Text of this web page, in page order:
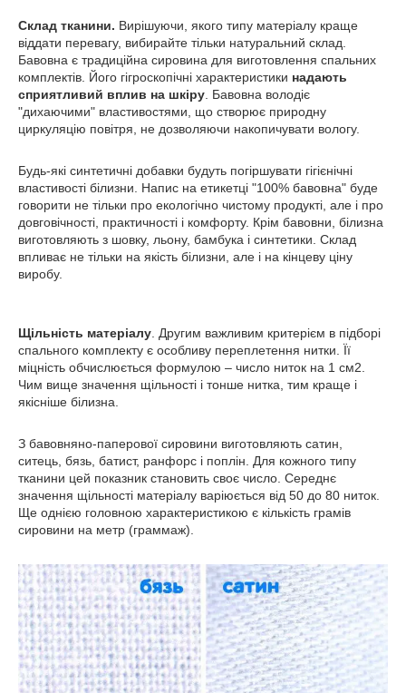
Склад тканини. Вирішуючи, якого типу матеріалу краще
віддати перевагу, вибирайте тільки натуральний склад.
Бавовна є традиційна сировина для виготовлення спальних
комплектів. Його гігроскопічні характеристики надають
сприятливий вплив на шкіру. Бавовна володіє
"дихаючими" властивостями, що створює природну
циркуляцію повітря, не дозволяючи накопичувати вологу.
Будь-які синтетичні добавки будуть погіршувати гігієнічні
властивості білизни. Напис на етикетці "100% бавовна" буде
говорити не тільки про екологічно чистому продукті, але і про
довговічності, практичності і комфорту. Крім бавовни, білизна
виготовляють з шовку, льону, бамбука і синтетики. Склад
впливає не тільки на якість білизни, але і на кінцеву ціну
виробу.
Щільність матеріалу. Другим важливим критерієм в підборі
спального комплекту є особливу переплетення нитки. Її
міцність обчислюється формулою – число ниток на 1 см2.
Чим вище значення щільності і тонше нитка, тим краще і
якісніше білизна.
З бавовняно-паперової сировини виготовляють сатин,
ситець, бязь, батист, ранфорс і поплін. Для кожного типу
тканини цей показник становить своє число. Середнє
значення щільності матеріалу варіюється від 50 до 80 ниток.
Ще однією головною характеристикою є кількість грамів
сировини на метр (граммаж).